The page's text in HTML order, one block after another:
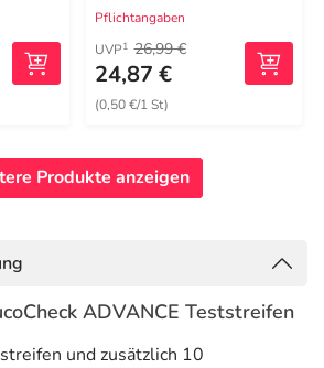
Pflichtangaben
UVP1 26,99 €
24,87 €
(0,50 €/1 St)
Produkte anzeigen
ADVANCE Teststreifen
und zusätzlich 10